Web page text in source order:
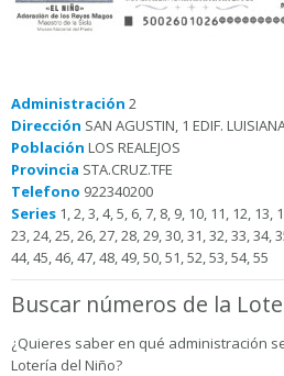
Administración 2
Dirección SAN AGUSTIN, 1 EDIF.
Población LOS REALEJOS
Provincia STA.CRUZ.TFE
Telefono 922340200
Series 1, 2, 3, 4, 5, 6, 7, 8, 9, 10, 11, 12, 13,
23, 24, 25, 26, 27, 28, 29, 30, 31, 32, 33, 34,
44, 45, 46, 47, 48, 49, 50, 51, 52, 53, 54, 55
Buscar números de la
¿Quieres saber en qué administración
Lotería del Niño?